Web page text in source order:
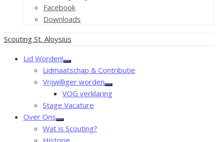
Facebook
Downloads
Scouting St. Aloysius
Lid Worden!
Toon
sub
menu
Lidmaatschap & Contributie
Vrijwilliger worden
Toon
sub
VOG verklaring
Stage Vacature
Over Ons
Toon
sub
menu
Wat is Scouting?
Historie